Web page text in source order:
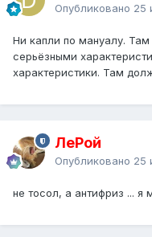
Опубликовано 25
Ни капли по мануалу.
серьёзными
характеристики. Там
ЛеРой
Опубликовано 25
не тосол, а антифриз ... я